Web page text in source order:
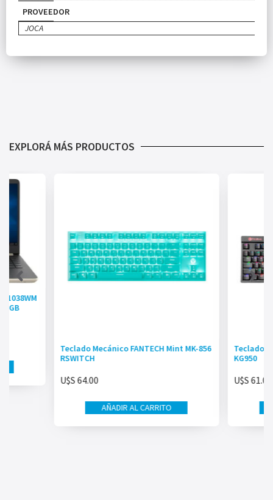
PROVEEDOR
JOCA
EXPLORÁ MÁS PRODUCTOS
8GB
Teclado Mecánico FANTECH Mint MK-856
RSWITCH
U$S 64.00
AÑADIR AL CARRITO
Teclado
KG950
U$S 61.00